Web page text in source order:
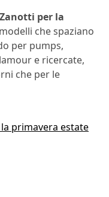
per la
che spaziano
per pumps,
e ricercate,
che per le